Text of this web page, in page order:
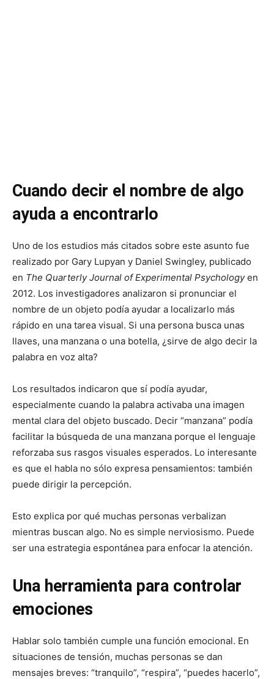
Cuando decir el nombre de algo
ayuda a encontrarlo
Uno de los estudios más citados sobre este asunto fue
realizado por Gary Lupyan y Daniel Swingley, publicado
en The Quarterly Journal of Experimental Psychologyen
2012. Los investigadores analizaron si pronunciar el
nombre de un objeto podía ayudar a localizarlo más
rápido en una tarea visual. Si una persona busca unas
llaves, una manzana o una botella, ¿sirve de algo decir la
palabra en voz alta?
Los resultados indicaron que sí podía ayudar,
especialmente cuando la palabra activaba una imagen
mental clara del objeto buscado. Decir “manzana” podía
facilitar la búsqueda de una manzana porque el lenguaje
reforzaba sus rasgos visuales esperados. Lo interesante
es que el habla no sólo expresa pensamientos: también
puede dirigir la percepción.
Esto explica por qué muchas personas verbalizan
mientras buscan algo. No es simple nerviosismo. Puede
ser una estrategia espontánea para enfocar la atención.
Una herramienta para controlar
emociones
Hablar solo también cumple una función emocional. En
situaciones de tensión, muchas personas se dan
mensajes breves: “tranquilo”, “respira”, “puedes hacerlo”,